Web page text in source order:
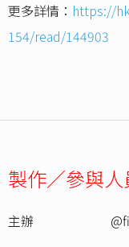
更多詳情： https://
154/read/144903
製作／參與人
主辦